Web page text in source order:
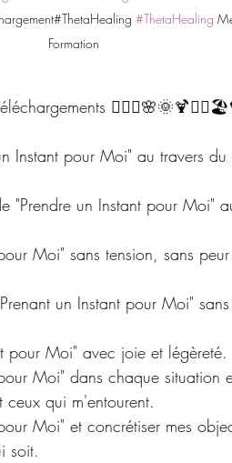
#ThetaHealing
Formation
"Prendre un Instant pour Moi"
pour Moi" avec joie et légèreté.
qui m'entourent.
soit.